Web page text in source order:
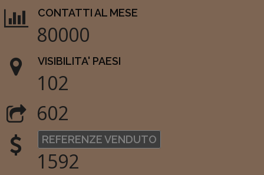
CONTATTI AL MESE
80000
VISIBILITA' PAESI
102
602
REFERENZE VENDUTO
1592